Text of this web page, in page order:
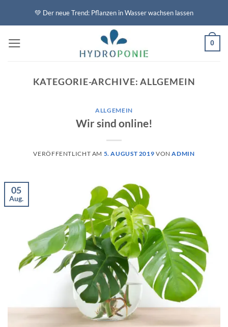
💚 Der neue Trend: Pflanzen in Wasser wachsen lassen
0
KATEGORIE-ARCHIVE:ALLGEMEIN
ALLGEMEIN
Wir sind online!
VERÖFFENTLICHT AM 5. AUGUST 2019 VONADMIN
05
Aug.